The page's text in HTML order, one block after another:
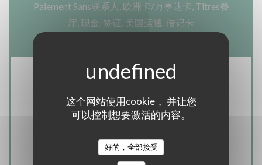
这个网站使用cookie， 并让您
可以控制想要激活的内容。
好的，全部接受
Paiement Sans联系人, 欧洲卡/万事达卡, Titres餐
厅, 现金, 签证, 美国运通, 借记卡
星期一